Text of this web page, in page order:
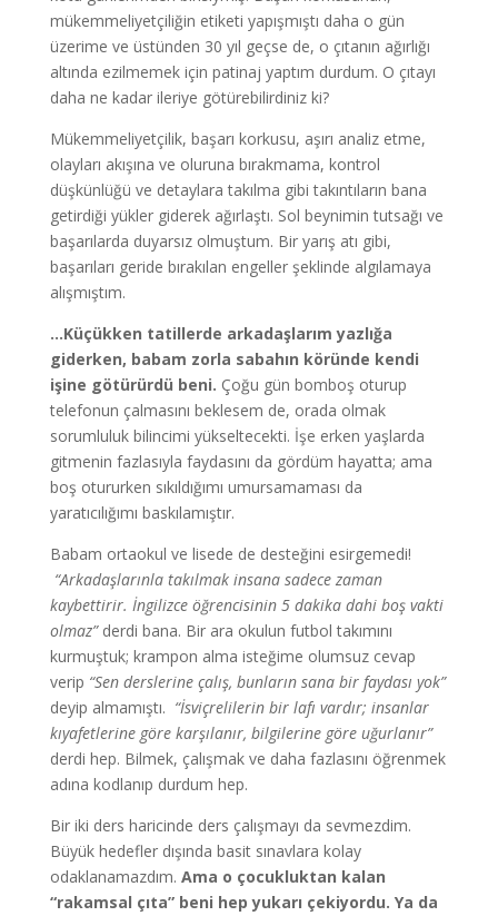
mükemmeliyetçiliğin etiketi yapışmıştı daha o gün
üzerime ve üstünden 30 yıl geçse de, o çıtanın ağırlığı
altında ezilmemek için patinaj yaptım durdum. O çıtayı
daha ne kadar ileriye götürebilirdiniz ki?
Mükemmeliyetçilik, başarı korkusu, aşırı analiz etme,
olayları akışına ve oluruna bırakmama, kontrol
düşkünlüğü ve detaylara takılma gibi takıntıların bana
getirdiği yükler giderek ağırlaştı. Sol beynimin tutsağı ve
başarılarda duyarsız olmuştum. Bir yarış atı gibi,
başarıları geride bırakılan engeller şeklinde algılamaya
alışmıştım.
…Küçükken tatillerde arkadaşlarım yazlığa
giderken, babam zorla sabahın köründe kendi
işine götürürdü beni. Çoğu gün bomboş oturup
telefonun çalmasını beklesem de, orada olmak
sorumluluk bilincimi yükseltecekti. İşe erken yaşlarda
gitmenin fazlasıyla faydasını da gördüm hayatta; ama
boş otururken sıkıldığımı umursamaması da
yaratıcılığımı baskılamıştır.
Babam ortaokul ve lisede de desteğini esirgemedi!
“Arkadaşlarınla takılmak insana sadece zaman
kaybettirir. İngilizce öğrencisinin 5 dakika dahi boş vakti
olmaz” derdi bana. Bir ara okulun futbol takımını
kurmuştuk; krampon alma isteğime olumsuz cevap
verip “Sen derslerine çalış, bunların sana bir faydası yok”
deyip almamıştı. “İsviçrelilerin bir lafı vardır; insanlar
kıyafetlerine göre karşılanır, bilgilerine göre uğurlanır”
derdi hep. Bilmek, çalışmak ve daha fazlasını öğrenmek
adına kodlanıp durdum hep.
Bir iki ders haricinde ders çalışmayı da sevmezdim.
Büyük hedefler dışında basit sınavlara kolay
odaklanamazdım. Ama o çocukluktan kalan
“rakamsal çıta” beni hep yukarı çekiyordu. Ya da